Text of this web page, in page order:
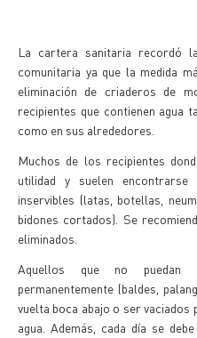
La cartera sanitaria recordó
comunitaria ya que la medida
eliminación de criaderos de
recipientes que contienen agua
como en sus alrededores.
Muchos de los recipientes
utilidad y suelen
inservibles (latas, botellas,
bidones cortados). Se
eliminados.
Aquellos que no puedan
permanentemente (baldes,
vuelta boca abajo o ser vaciados
agua. Además, cada día se